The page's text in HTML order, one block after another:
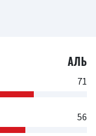
АЛЬ
71
56